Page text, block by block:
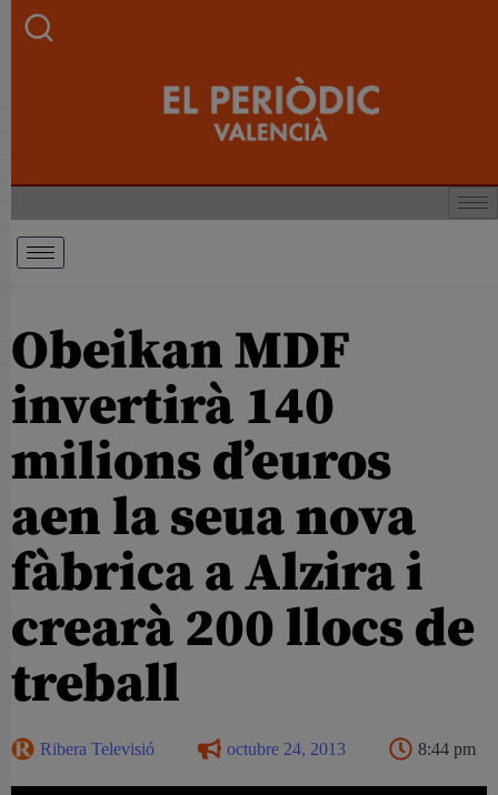
Obeikan MDF
invertirà 140
milions d’euros
aen la seua nova
fàbrica a Alzira i
crearà 200 llocs de
treball
Ribera Televisió octubre 24, 2013 8:44 pm